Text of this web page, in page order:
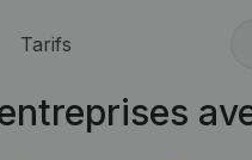
Tarifs